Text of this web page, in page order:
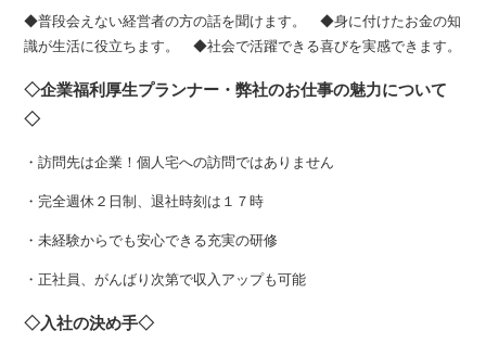
◆普段会えない経営者の方の話を聞けます。 ◆身に付けたお金の知
識が生活に役立ちます。 ◆社会で活躍できる喜びを実感できます。
◇企業福利厚生プランナー・弊社のお仕事の魅力について
◇
・訪問先は企業！個人宅への訪問ではありません
・完全週休２日制、退社時刻は１７時
・未経験からでも安心できる充実の研修
・正社員、がんばり次第で収入アップも可能
◇入社の決め手◇